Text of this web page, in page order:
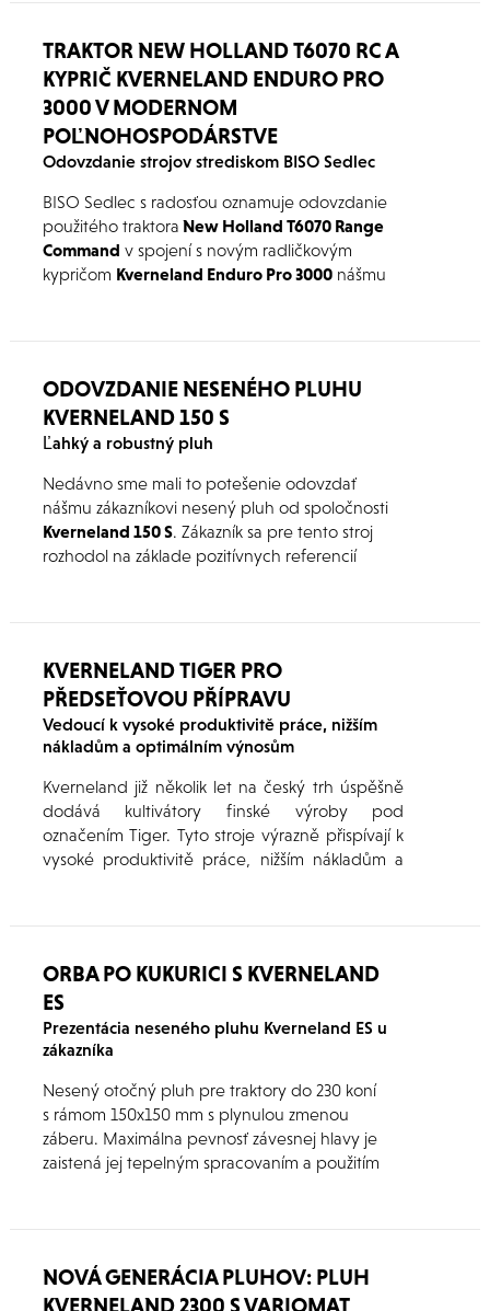
TRAKTOR NEW HOLLAND T6070 RC A
KYPRIČ KVERNELAND ENDURO PRO
3000 V MODERNOM
POĽNOHOSPODÁRSTVE
Odovzdanie strojov strediskom BISO Sedlec
BISO Sedlec s radosťou oznamuje odovzdanie
použitého traktora New Holland T6070 Range
Command v spojení s novým radličkovým
kypričom Kverneland Enduro Pro 3000nášmu
ODOVZDANIE NESENÉHO PLUHU
KVERNELAND 150 S
Ľahký a robustný pluh
Nedávno sme mali to potešenie odovzdať
nášmu zákazníkovi nesený pluh od spoločnosti
Kverneland 150 S. Zákazník sa pre tento stroj
rozhodol na základe pozitívnych referencií
KVERNELAND TIGER PRO
PŘEDSEŤOVOU PŘÍPRAVU
Vedoucí k vysoké produktivitě práce, nižším
nákladům a optimálním výnosům
Kverneland již několik let na český trh úspěšně
dodává kultivátory finské výroby pod
označením Tiger. Tyto stroje výrazně přispívají k
vysoké produktivitě práce, nižším nákladům a
ORBA PO KUKURICI S KVERNELAND
ES
Prezentácia neseného pluhu Kverneland ES u
zákazníka
Nesený otočný pluh pre traktory do 230 koní
s rámom 150x150 mm s plynulou zmenou
záberu. Maximálna pevnosť závesnej hlavy je
zaistená jej tepelným spracovaním a použitím
NOVÁ GENERÁCIA PLUHOV: PLUH
KVERNELAND 2300 S VARIOMAT